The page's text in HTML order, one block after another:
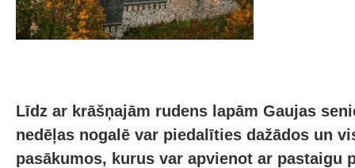
Līdz ar krāšņajām rudens lapām Gaujas
nedēļas nogalē var piedalīties dažādos un
pasākumos, kurus var apvienot ar pastaigu